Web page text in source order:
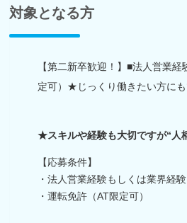
対象となる方
【第二新卒歓迎！】■法人営業
定可）★じっくり働きたい方に
★スキルや経験も大切ですが“人
【応募条件】
・法人営業経験もしくは業界経
・運転免許（AT限定可）